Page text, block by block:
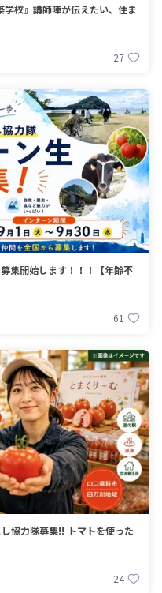
校』講師陣が伝えたい、住ま
27
集開始します！！！【年齢不
61
協力隊募集!! トマトを使った
24